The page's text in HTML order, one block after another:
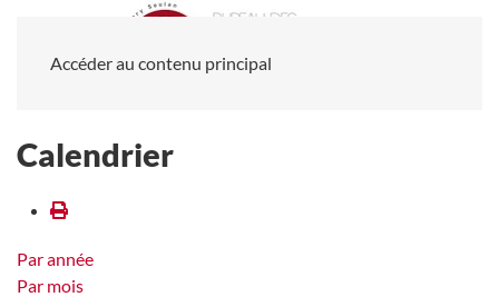
Accéder au contenu principal
Calendrier
Par année
Par mois